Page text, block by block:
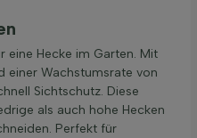
eine Hecke im Garten. Mit
einer Wachstumsrate von
Sichtschutz. Diese
als auch hohe Hecken
Perfekt für